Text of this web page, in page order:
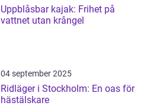
Uppblåsbar kajak: Frihet på
vattnet utan krångel
04 september 2025
Ridläger i Stockholm: En oas för
hästälskare